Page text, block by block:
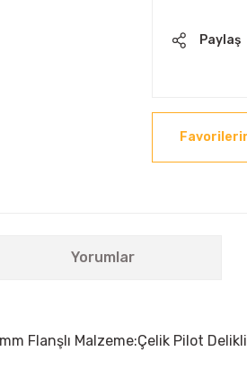
Paylaş
Yorumlar
Flanşlı Malzeme:Çelik Pilot Delikli